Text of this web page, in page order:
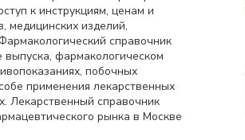
к инструкциям, ценам и
медицинских изделий,
справочник
фармакологическом
побочных
применения лекарственных
Лекарственный справочник
рынка в Москве